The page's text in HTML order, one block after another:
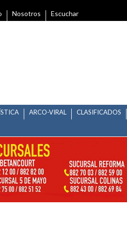
Nosotros Escuchar
ARCO-VIRAL
CLASIFICADOS
HOY